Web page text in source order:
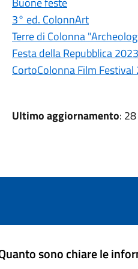
3° ed. ColonnArt
Terre di Colonna
Festa della Repubblica 2023
CortoColonna Film Festival
Ultimo aggiornamento:
sono chiare le